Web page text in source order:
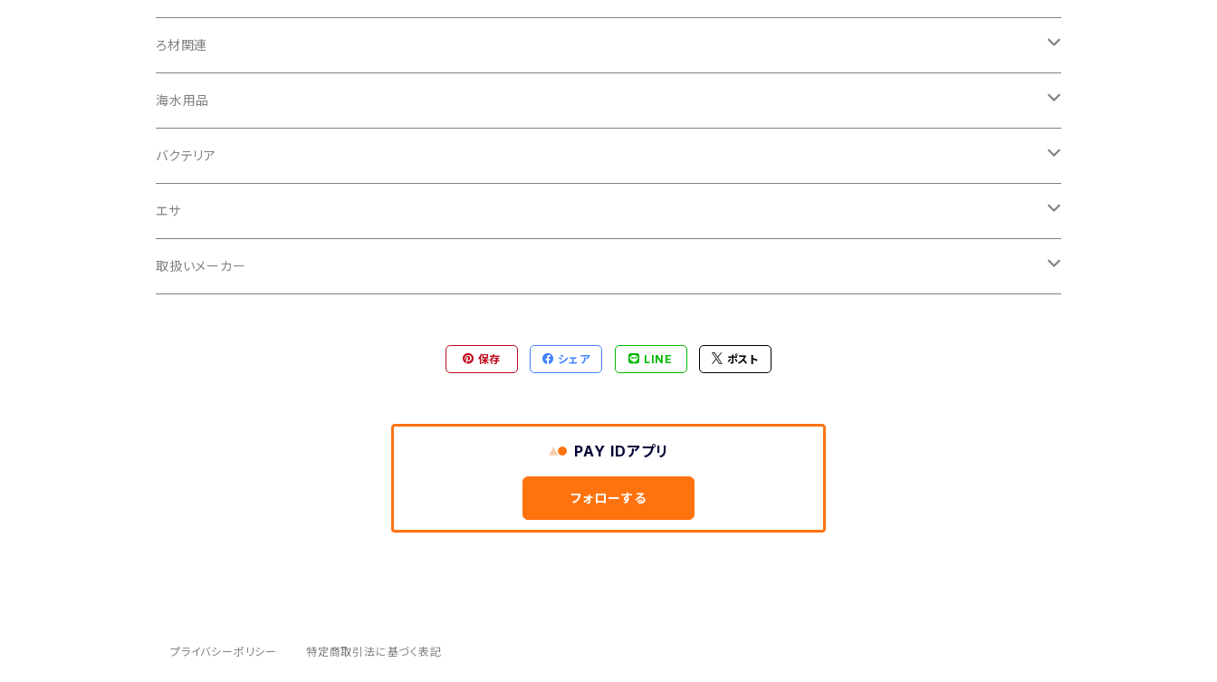
外掛け式／ハングオンタイプ
投げ込み式
オーバーフロー式
ろ材関連
トットパーフェクトフィルター専用ろ材
生物ろ材
海水用品
プロテインスキマー
バクテリア
淡水魚用
海水魚用
エサ
淡水魚用
取扱いメーカー
保存 シェア LINE ポスト
PAY IDアプリ
フォローする
プライバシーポリシー 特定商取引法に基づく表記